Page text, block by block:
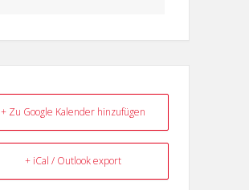
+ Zu Google Kalender hinzufügen
+ iCal / Outlook export